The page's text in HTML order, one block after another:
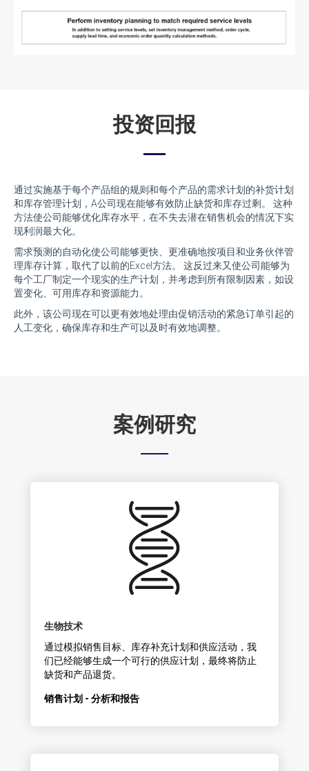
投资回报
通过实施基于每个产品组的规则和每个产品的需求计划的补货计划
和库存管理计划，A公司现在能够有效防止缺货和库存过剩。 这种
方法使公司能够优化库存水平，在不失去潜在销售机会的情况下实
现利润最大化。
需求预测的自动化使公司能够更快、更准确地按项目和业务伙伴管
理库存计算，取代了以前的Excel方法。 这反过来又使公司能够为
每个工厂制定一个现实的生产计划，并考虑到所有限制因素，如设
置变化、可用库存和资源能力。
此外，该公司现在可以更有效地处理由促销活动的紧急订单引起的
人工变化，确保库存和生产可以及时有效地调整。
案例研究
生物技术
通过模拟销售目标、库存补充计划和供应活动，我
们已经能够生成一个可行的供应计划，最终将防止
缺货和产品退货。
销售计划 - 分析和报告